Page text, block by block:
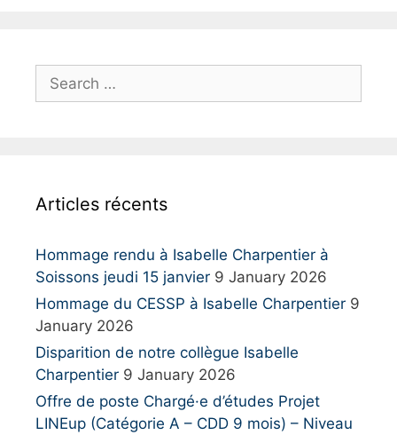
e
f
r
:
Articles récents
Hommage rendu à Isabelle Charpentier à
Soissons jeudi 15 janvier 9 January 2026
Hommage du CESSP à Isabelle Charpentier 9
January 2026
Disparition de notre collègue Isabelle
Charpentier 9 January 2026
Offre de poste Chargé·e d’études Projet
LINEup (Catégorie A – CDD 9 mois) – Niveau